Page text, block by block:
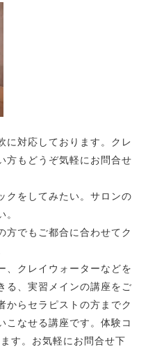
に対応しております。クレ
方もどうぞ気軽にお問合せ
クをしてみたい。サロンの
方でもご都合に合わせてク
、クレイウォーターなどを
る、実習メインの講座をご
からセラピストの方までク
こなせる講座です。体験コ
す。お気軽にお問合せ下